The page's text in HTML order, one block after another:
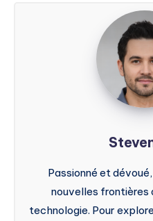
Passionné et
nouvelles frontières
technologie. Pour